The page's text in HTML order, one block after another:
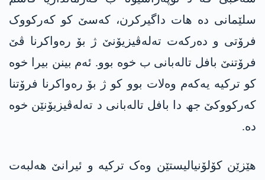
سلێمانی دە ھات داگیرکرن، کەسێ کو کەرکووک
فرۆتی و دەرکەت تەلەڤیزیۆنێ ژ بۆ رەواکرنا ڤێ
فرۆتنێ بافل تالەبانی ب خوە بوو. ئەم بینن بیرا خوە
کو ترکیە یەکەم وەلات بوو کو ژ بۆ رەواکرنا فرۆتنا
کەرکووکێ جھ دا بافل تالەبانی د تەلەڤیزیۆنێن خوە
دە.
ھێزێن کۆلۆنیالیستێن وەک ترکیە و ئیرانێ ھەلبەت